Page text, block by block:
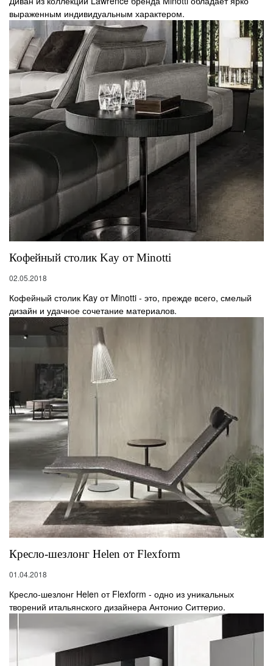
выраженным индивидуальным характером.
Кофейный столик Kay от Minotti
02.05.2018
Кофейный столик Kay от Minotti - это, прежде всего, смелый
дизайн и удачное сочетание материалов.
Кресло-шезлонг Helen от Flexform
01.04.2018
Кресло-шезлонг Helen от Flexform - одно из уникальных
творений итальянского дизайнера Антонио Ситтерио.